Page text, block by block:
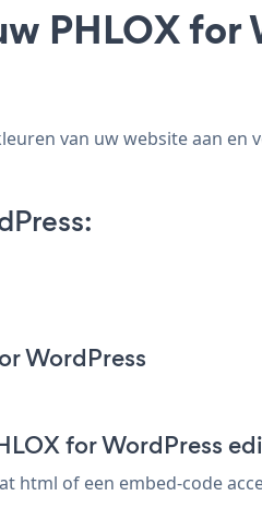
PHLOX for
van uw website aan
WordPress
for WordPress
html of een embed-code